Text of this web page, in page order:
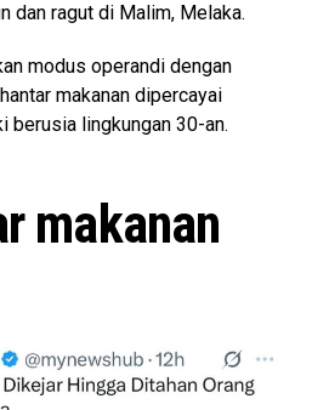
dan ragut di Malim, Melaka.
modus operandi dengan
makanan dipercayai
berusia lingkungan 30-an.
makanan